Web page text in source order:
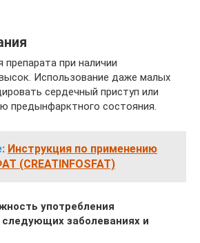
препарата при наличии
Использование даже малых
сердечный приступ или
предынфарктного состояния.
Инструкция по применению
(CREATINFOSFAT)
употребления
следующих заболеваниях и